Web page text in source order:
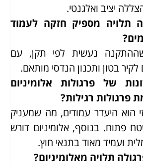
יציב ואלגנטי.
תלויה מספיק חזקה לעמוד
נעשית לפי תקן, עם
לקיר בטון ותכנון הנדסי מותאם.
של פרגולות אלומיניום
פרגולות רגילות?
הוא היעדר עמודים, מה שמעניק
פתוח. בנוסף, אלומיניום דורש
ועמיד מאוד בתנאי חוץ.
תלויה מאלומיניום?